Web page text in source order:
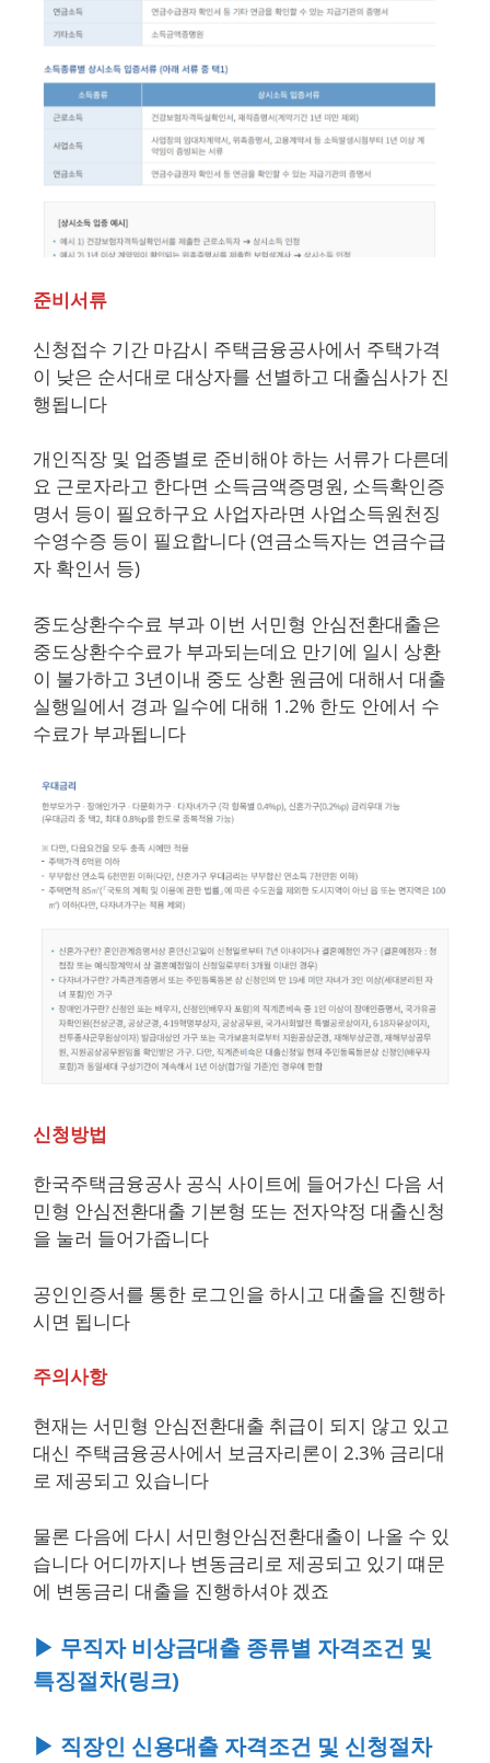
준비서류
신청접수 기간 마감시 주택금융공사에서 주택가격
이 낮은 순서대로 대상자를 선별하고 대출심사가 진
행됩니다
개인직장 및 업종별로 준비해야 하는 서류가 다른데
요 근로자라고 한다면 소득금액증명원, 소득확인증
명서 등이 필요하구요 사업자라면 사업소득원천징
수영수증 등이 필요합니다 (연금소득자는 연금수급
자 확인서 등)
중도상환수수료 부과 이번 서민형 안심전환대출은
중도상환수수료가 부과되는데요 만기에 일시 상환
이 불가하고 3년이내 중도 상환 원금에 대해서 대출
실행일에서 경과 일수에 대해 1.2% 한도 안에서 수
수료가 부과됩니다
신청방법
한국주택금융공사 공식 사이트에 들어가신 다음 서
민형 안심전환대출 기본형 또는 전자약정 대출신청
을 눌러 들어가줍니다
공인인증서를 통한 로그인을 하시고 대출을 진행하
시면 됩니다
주의사항
현재는 서민형 안심전환대출 취급이 되지 않고 있고
대신 주택금융공사에서 보금자리론이 2.3% 금리대
로 제공되고 있습니다
물론 다음에 다시 서민형안심전환대출이 나올 수 있
습니다 어디까지나 변동금리로 제공되고 있기 떄문
에 변동금리 대출을 진행하셔야 겠죠
▶ 무직자 비상금대출 종류별 자격조건 및
특징절차(링크)
▶ 직장인 신용대출 자격조건 및 신청절차